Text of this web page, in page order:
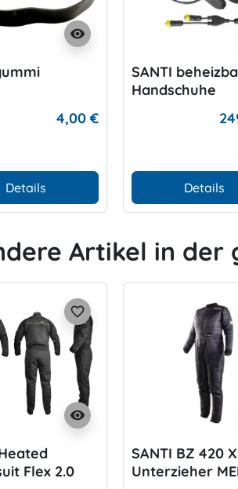
visibility
4,00 €
Details
SANTI
Handschuhe
Details
Artikel in der
visibility
favorite_border
Flex 2.0
SANTI BZ 420
Unterzieher